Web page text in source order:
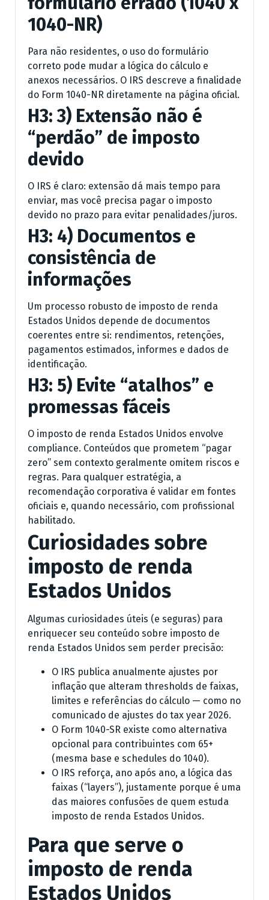
1040-NR)
Para não residentes, o uso do formulário
correto pode mudar a lógica do cálculo e
anexos necessários. O IRS descreve a finalidade
do Form 1040-NR diretamente na página oficial.
H3: 3) Extensão não é
“perdão” de imposto
devido
O IRS é claro: extensão dá mais tempo para
enviar, mas você precisa pagar o imposto
devido no prazo para evitar penalidades/juros.
H3: 4) Documentos e
consistência de
informações
Um processo robusto de imposto de renda
Estados Unidos depende de documentos
coerentes entre si: rendimentos, retenções,
pagamentos estimados, informes e dados de
identificação.
H3: 5) Evite “atalhos” e
promessas fáceis
O imposto de renda Estados Unidos envolve
compliance. Conteúdos que prometem “pagar
zero” sem contexto geralmente omitem riscos e
regras. Para qualquer estratégia, a
recomendação corporativa é validar em fontes
oficiais e, quando necessário, com profissional
habilitado.
Curiosidades sobre
imposto de renda
Estados Unidos
Algumas curiosidades úteis (e seguras) para
enriquecer seu conteúdo sobre imposto de
renda Estados Unidos sem perder precisão:
O IRS publica anualmente ajustes por
inflação que alteram thresholds de faixas,
limites e referências do cálculo — como no
comunicado de ajustes do tax year 2026.
O Form 1040-SR existe como alternativa
opcional para contribuintes com 65+
(mesma base e schedules do 1040).
O IRS reforça, ano após ano, a lógica das
faixas (“layers”), justamente porque é uma
das maiores confusões de quem estuda
imposto de renda Estados Unidos.
Para que serve o
imposto de renda
Estados Unidos